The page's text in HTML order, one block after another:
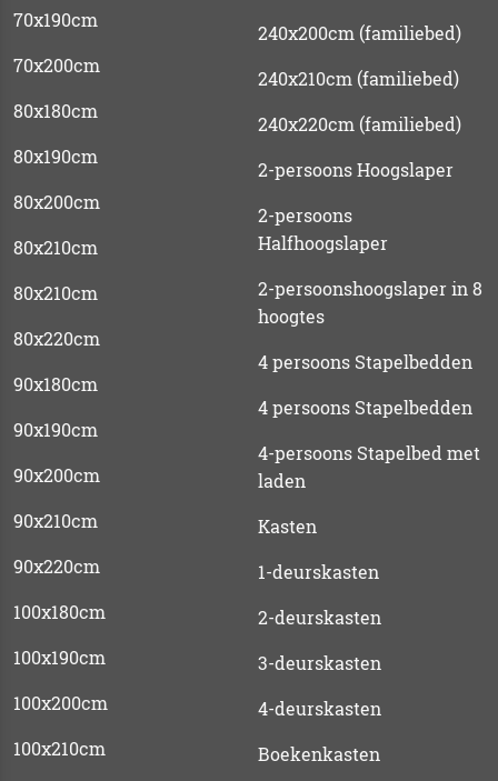
70x190cm
70x200cm
80x180cm
80x190cm
80x200cm
80x210cm
80x210cm
80x220cm
90x180cm
90x190cm
90x200cm
90x210cm
90x220cm
100x180cm
100x190cm
100x200cm
100x210cm
240x200cm (familiebed)
240x210cm (familiebed)
240x220cm (familiebed)
2-persoons Hoogslaper
2-persoons
Halfhoogslaper
2-persoonshoogslaper in 8
hoogtes
4 persoons Stapelbedden
4 persoons Stapelbedden
4-persoons Stapelbed met
laden
Kasten
1-deurskasten
2-deurskasten
3-deurskasten
4-deurskasten
Boekenkasten